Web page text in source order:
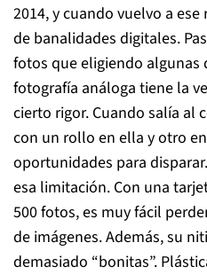
2014, y cuando vuelvo a
de banalidades digitales.
fotos que eligiendo algunas
fotografía análoga tiene la
cierto rigor. Cuando salía al
con un rollo en ella y otro
oportunidades para
esa limitación. Con una
500 fotos, es muy fácil
de imágenes. Además, su
demasiado “bonitas”.